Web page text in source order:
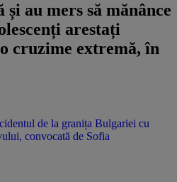
au mers să mănânce
arestați
cruzime extremă, în
de la granița Bulgariei cu
convocată de Sofia